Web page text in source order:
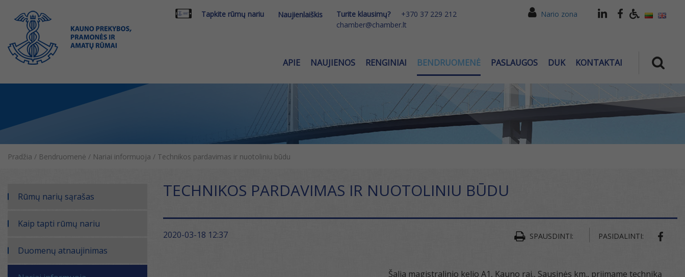
Tapkite rūmų nariu Naujienlaiškis Turite klausimų?
+370 37 229 212
chamber@chamber.lt
Nario zona
APIE NAUJIENOS RENGINIAI BENDRUOMENĖ PASLAUGOS DUK KONTAKTAI
Pradžia / Bendruomenė / Nariai informuoja / Technikos pardavimas ir nuotoliniu būdu
Rūmų narių sąrašas
Kaip tapti rūmų nariu
Duomenų atnaujinimas
TECHNIKOS PARDAVIMAS IR NUOTOLINIU BŪDU
2020-03-18 12:37 SPAUSDINTI: PASIDALINTI:
Šalia magistralinio kelio A1, Kauno raj., Sausinės km., priimame techniką